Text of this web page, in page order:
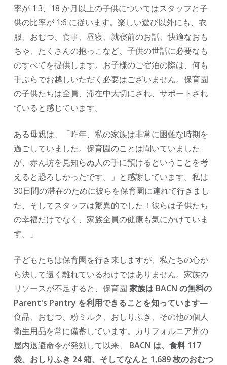
率が 1:3、18 か月以上の子供についてはスタッフと子
供の比率が 1:6 に従います。楽しい遊び以外にも、衣
服、おむつ、食事、昼寝、就寝前のお話、快適なおも
ちゃ、たくさんの抱っこなど、子供の世話に必要なも
のすべてを提供します。お子様のご宿泊の際は、何も
手ぶらでお越しいただく必要はございません。保育園
の子供たちは全員、滞在中大切にされ、サポートされ
ていると感じています。
ある母親は、「昨年、私の家族は非常に困難な時期を
過ごしていました。保育園のことは聞いていました
が、赤ん坊を見知らぬ人の手に預けるということを考
えると恐ろしかったです。」と感謝しています。私は
30日間の滞在のために彼らを保育園に連れて行きまし
た、そしてスタッフは驚異的でした！彼らは子供たち
の幸福だけでなく、家族全員の健康も気にかけていま
す。」
子どもたちは保育園を行き来しますが、私たちの心か
ら決して遠く離れているわけではありません。家族の
リソースが不足すると、保育園 家族は BACN の無料の
Parent's Pantry を利用できることを知っています—
食品、おむつ、粉ミルク、おしりふき、その他の個人
衛生用品を常に備蓄しています。カリフォルニア州の
屋内退避命令が発効して以来、 BACN は、食料 117
袋、おしりふき 24 箱、そしてなんと 1,689 枚のおむつ